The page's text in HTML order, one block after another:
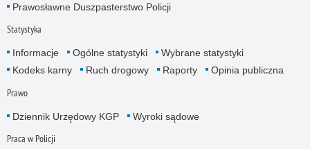
Prawosławne Duszpasterstwo Policji
Statystyka
Informacje Ogólne statystyki
Wybrane statystyki
Kodeks karny
Ruch drogowy Raporty Opinia publiczna
Prawo
Dziennik Urzędowy KGP Wyroki sądowe
Praca w Policji